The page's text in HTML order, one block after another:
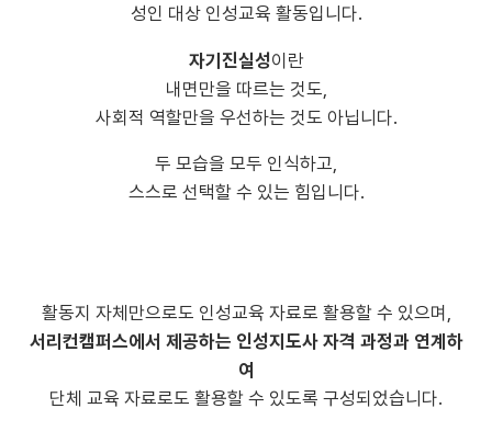
성인 대상 인성교육 활동입니다.
자기진실성이란
내면만을 따르는 것도,
사회적 역할만을 우선하는 것도 아닙니다.
두 모습을 모두 인식하고,
스스로 선택할 수 있는 힘입니다.
활동지 자체만으로도 인성교육 자료로 활용할 수 있으며,
서리컨캠퍼스에서 제공하는 인성지도사 자격 과정과 연계하
여
단체 교육 자료로도 활용할 수 있도록 구성되었습니다.